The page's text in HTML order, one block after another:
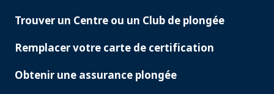
PADI
Trouver un Centre ou un Club de plongée
Remplacer votre carte de certification
Obtenir une assurance plongée